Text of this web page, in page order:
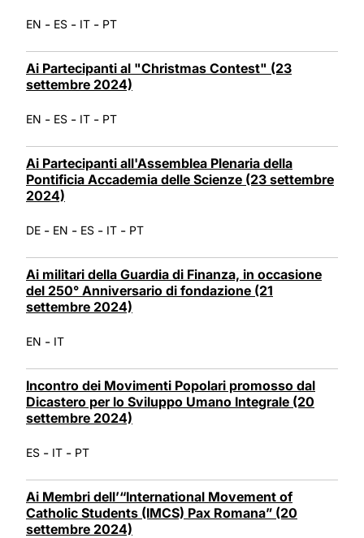
EN - ES - IT - PT
Ai Partecipanti al "Christmas Contest" (23
settembre 2024)
EN - ES - IT - PT
Ai Partecipanti all'Assemblea Plenaria della
Pontificia Accademia delle Scienze (23 settembre
2024)
DE - EN - ES - IT - PT
Ai militari della Guardia di Finanza, in occasione
del 250° Anniversario di fondazione (21
settembre 2024)
EN - IT
Incontro dei Movimenti Popolari promosso dal
Dicastero per lo Sviluppo Umano Integrale (20
settembre 2024)
ES - IT - PT
Ai Membri dell’“International Movement of
Catholic Students (IMCS) Pax Romana” (20
settembre 2024)